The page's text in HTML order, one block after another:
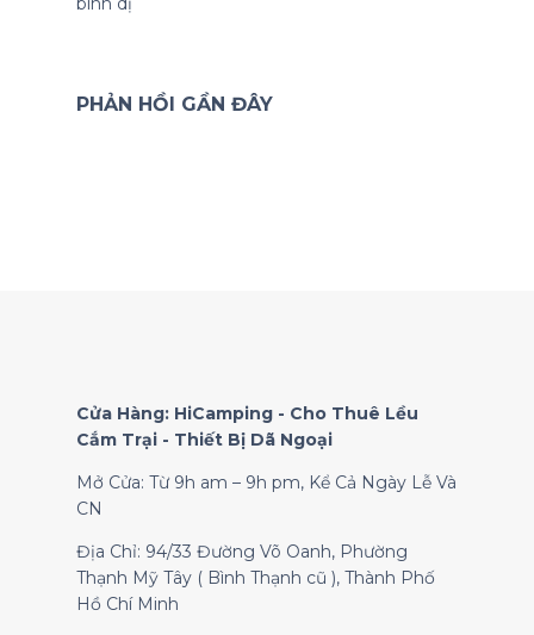
PHẢN HỒI GẦN ĐÂY
Cửa Hàng: HiCamping - Cho Thuê Lều
Cắm Trại - Thiết Bị Dã Ngoại
Mở Cửa: Từ 9h am – 9h pm, Kể Cả Ngày Lễ Và
CN
Địa Chỉ: 94/33 Đường Võ Oanh, Phường
Thạnh Mỹ Tây ( Bình Thạnh cũ ), Thành Phố
Hồ Chí Minh